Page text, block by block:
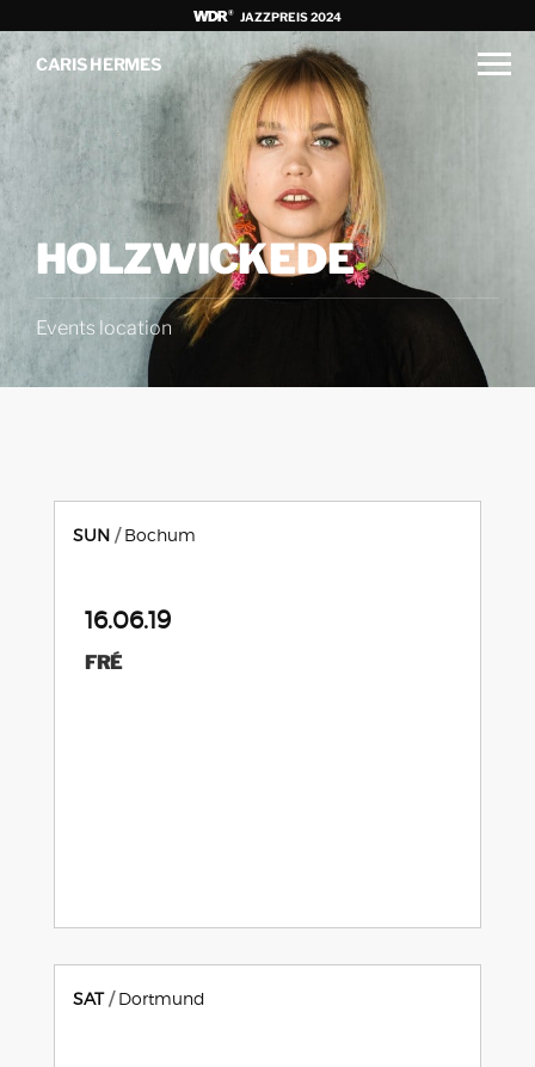
JAZZPREIS 2024
CARIS HERMES
HOLZWICKEDE
Events location
SUN Bochum
16.06.19
FRÉ
SAT Dortmund